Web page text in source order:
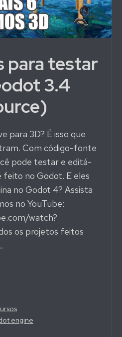
para testar
3.4
para 3D? É isso que
Com código-fonte
pode testar e editá-
feito no Godot. E eles
no Godot 4? Assista
no YouTube:
watch?
os projetos feitos
engine